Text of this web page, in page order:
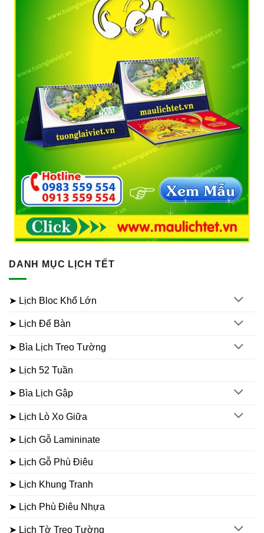
DANH MỤC LỊCH TẾT
➤ Lịch Bloc Khổ Lớn
➤ Lịch Để Bàn
➤ Bìa Lịch Treo Tường
➤ Lịch 52 Tuần
➤ Bìa Lịch Gập
➤ Lịch Lò Xo Giữa
➤ Lịch Gỗ Lamininate
➤ Lịch Gỗ Phù Điêu
➤ Lịch Khung Tranh
➤ Lịch Phù Điêu Nhựa
➤ Lịch Tờ Treo Tường